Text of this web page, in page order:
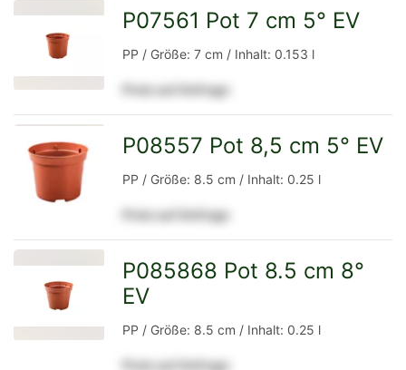
Detailseite
Detailseite
P07561 Pot 7 cm 5° EV
PP / Größe: 7 cm / Inhalt: 0.153 l
Preis auf Anfrage
Detailseite
P08557 Pot 8,5 cm 5° EV
PP / Größe: 8.5 cm / Inhalt: 0.25 l
Preis auf Anfrage
P085868 Pot 8.5 cm 8°
EV
PP / Größe: 8.5 cm / Inhalt: 0.25 l
Preis auf Anfrage